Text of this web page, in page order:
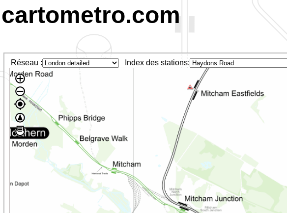
cartometro.com
Réseau : Index des stations: